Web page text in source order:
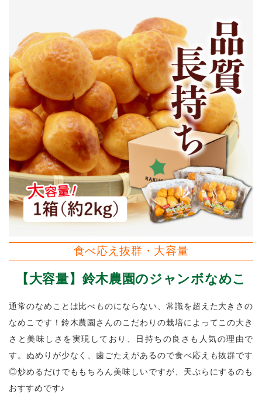
食べ応え抜群・大容量
【大容量】鈴木農園のジャンボなめこ
通常のなめことは比べものにならない、常識を超えた大きさの
なめこです！鈴木農園さんのこだわりの栽培によってこの大き
さと美味しさを実現しており、日持ちの良さも人気の理由で
す。ぬめりが少なく、歯ごたえがあるので食べ応えも抜群です
◎炒めるだけでももちろん美味しいですが、天ぷらにするのも
おすすめです♪